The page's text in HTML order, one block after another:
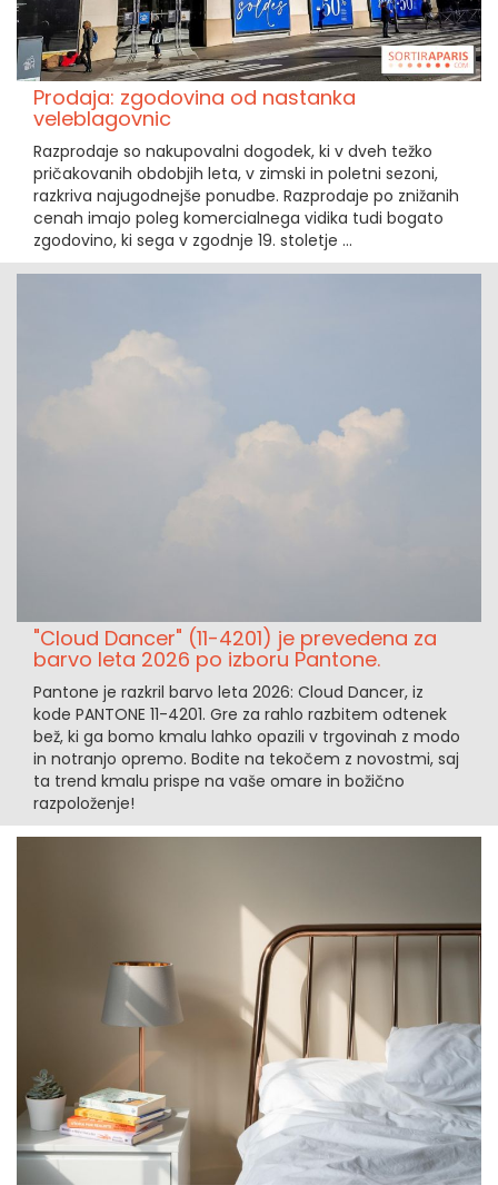
Prodaja: zgodovina od nastanka
veleblagovnic
Razprodaje so nakupovalni dogodek, ki v dveh težko
pričakovanih obdobjih leta, v zimski in poletni sezoni,
razkriva najugodnejše ponudbe. Razprodaje po znižanih
cenah imajo poleg komercialnega vidika tudi bogato
zgodovino, ki sega v zgodnje 19. stoletje ...
"Cloud Dancer" (11-4201) je prevedena za
barvo leta 2026 po izboru Pantone.
Pantone je razkril barvo leta 2026: Cloud Dancer, iz
kode PANTONE 11-4201. Gre za rahlo razbitem odtenek
bež, ki ga bomo kmalu lahko opazili v trgovinah z modo
in notranjo opremo. Bodite na tekočem z novostmi, saj
ta trend kmalu prispe na vaše omare in božično
razpoloženje!